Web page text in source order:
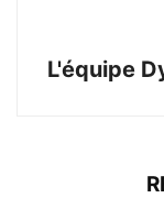
L'équipe